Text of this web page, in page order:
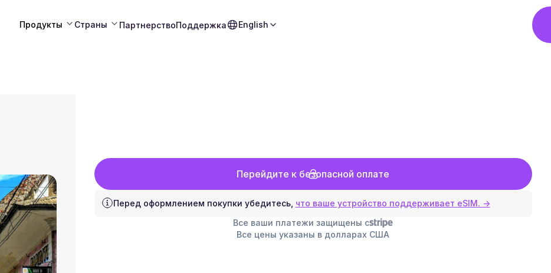
Продукты Страны ПартнерствоПоддержка English
Перейдите к безопасной оплате
Перед оформлением покупки убедитесь, что ваше устройство поддерживает eSIM. →
Все ваши платежи защищены с
Все цены указаны в долларах США